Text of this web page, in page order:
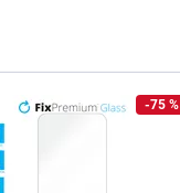
-75 %